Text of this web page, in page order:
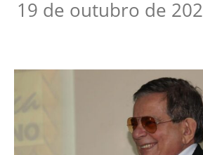
19 de outubro de